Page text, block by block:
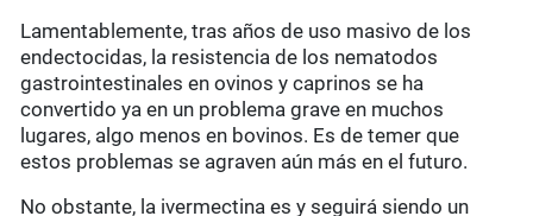
Lamentablemente, tras años de uso masivo de los
endectocidas, la resistencia de los nematodos
gastrointestinales en ovinos y caprinos se ha
convertido ya en un problema grave en muchos
lugares, algo menos en bovinos. Es de temer que
estos problemas se agraven aún más en el futuro.
No obstante, la ivermectina es y seguirá siendo un